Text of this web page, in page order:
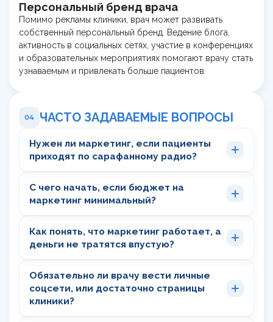
Персональный бренд врача
Помимо рекламы клиники, врач может развивать
собственный персональный бренд. Ведение блога,
активность в социальных сетях, участие в конференциях
и образовательных мероприятиях помогают врачу стать
узнаваемым и привлекать больше пациентов.
04 ЧАСТО ЗАДАВАЕМЫЕ ВОПРОСЫ
Нужен ли маркетинг, если пациенты
приходят по сарафанному радио?
С чего начать, если бюджет на
маркетинг минимальный?
Как понять, что маркетинг работает, а
деньги не тратятся впустую?
Обязательно ли врачу вести личные
соцсети, или достаточно страницы
клиники?